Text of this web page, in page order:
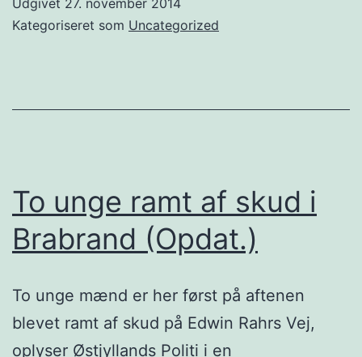
Kategoriseret som Uncategorized
To unge ramt af skud i
Brabrand (Opdat.)
To unge mænd er her først på aftenen
blevet ramt af skud på Edwin Rahrs Vej,
oplyser Østjyllands Politi i en